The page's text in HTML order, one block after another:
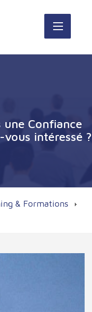
une Confiance
intéressé ?
& Formations